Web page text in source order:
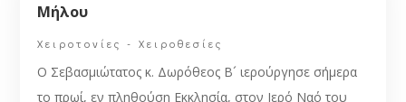
Μήλου
Χειροτονίες - Χειροθεσίες
Ο Σεβασμιώτατος κ. Δωρόθεος Β´ ιερούργησε σήμερα
το πρωί, εν πληθούση Εκκλησία, στον Ιερό Ναό του